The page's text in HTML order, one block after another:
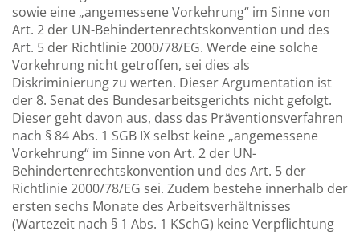
sowie eine „angemessene Vorkehrung“ im Sinne von
Art. 2 der UN-Behindertenrechtskonvention und des
Art. 5 der Richtlinie 2000/78/EG. Werde eine solche
Vorkehrung nicht getroffen, sei dies als
Diskriminierung zu werten. Dieser Argumentation ist
der 8. Senat des Bundesarbeitsgerichts nicht gefolgt.
Dieser geht davon aus, dass das Präventionsverfahren
nach § 84 Abs. 1 SGB IX selbst keine „angemessene
Vorkehrung“ im Sinne von Art. 2 der UN-
Behindertenrechtskonvention und des Art. 5 der
Richtlinie 2000/78/EG sei. Zudem bestehe innerhalb der
ersten sechs Monate des Arbeitsverhältnisses
(Wartezeit nach § 1 Abs. 1 KSchG) keine Verpflichtung